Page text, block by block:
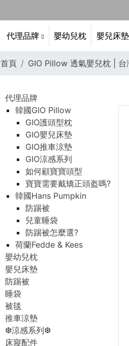
代理品牌 嬰幼兒枕 嬰兒床墊
首頁 GIO Pillow 透氣嬰兒枕 |
代理品牌
韓國GIO Pillow
GIO護頭型枕
GIO嬰兒床墊
GIO推車涼墊
GIO涼感系列
如何顧寶寶頭型
寶寶需要戴矯正頭盔嗎?
韓國Hans Pumpkin
防踢被
兒童睡袋
防踢被怎麼選?
荷蘭Fedde & Kees
嬰幼兒枕
嬰兒床墊
防踢被
睡袋
被毯
推車涼墊
❆涼感系列❆
床寢配件